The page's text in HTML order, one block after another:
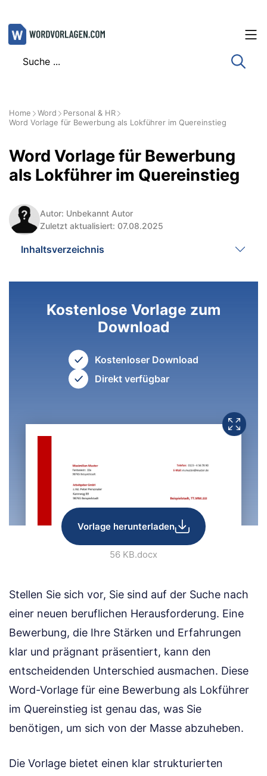
Zum
Inhalt
Home Word
Personal & HR
Word Vorlage für Bewerbung als Lokführer im Quereinstieg
Word Vorlage für Bewerbung
als Lokführer im Quereinstieg
Autor: Unbekannt Autor
Zuletzt aktualisiert: 07.08.2025
Inhaltsverzeichnis
Kostenlose Vorlage zum
Download
Kostenloser Download
Direkt verfügbar
Vorlage herunterladen
56 KB.docx
Stellen Sie sich vor, Sie sind auf der Suche nach
einer neuen beruflichen Herausforderung. Eine
Bewerbung, die Ihre Stärken und Erfahrungen
klar und prägnant präsentiert, kann den
entscheidenden Unterschied ausmachen. Diese
Word-Vorlage für eine Bewerbung als Lokführer
im Quereinstieg ist genau das, was Sie
benötigen, um sich von der Masse abzuheben.
Die Vorlage bietet einen klar strukturierten